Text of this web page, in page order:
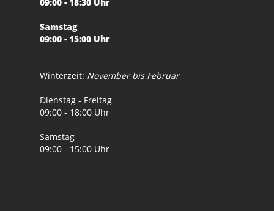
Samstag
09:00 - 15:00 Uhr
Winterzeit: November bis Februar
Dienstag - Freitag
09:00 - 18:00 Uhr
Samstag
09:00 - 15:00 Uhr